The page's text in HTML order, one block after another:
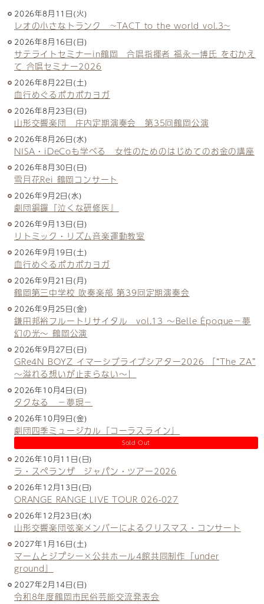
2026年8月11日(火)
レオの小さなトランク ~TACT to the world vol.3~
2026年8月16日(日)
サテライトセミナーin鶴岡 合唱指揮者 福永一博氏 をむかえ
て 合唱セミナー2026
2026年8月22日(土)
血行めぐるポカポカヨガ
2026年8月23日(日)
山形交響楽団 庄内定期演奏会 第35回鶴岡公演
2026年8月26日(水)
NISA・iDeCoも学べる 女性のためのはじめてのお金の講座
2026年8月30日(日)
雪月花Rei 鶴岡コンサート
2026年9月2日(水)
劇団銅鑼『泣くな研修医』
2026年9月13日(日)
リトミック・リズム音楽運動教室
2026年9月19日(土)
血行めぐるポカポカヨガ
2026年9月21日(月)
鶴岡第三中学校 吹奏楽部 第39回定期演奏会
2026年9月25日(金)
鎌田邦裕フルートリサイタル vol.13 ～Belle Époque－夢
幻の光～ 鶴岡公演
2026年9月27日(日)
GRe4N BOYZ イマーシブライブシアター2026 「“The ZA”
〜溢れる想いが止まらない〜」
2026年10月4日(日)
タクなる －夢現－
2026年10月9日(金)
劇団四季ミュージカル『コーラスライン』
Sold Out
2026年10月11日(日)
ラ・スペランザ ジャパン・ツアー2026
2026年12月13日(日)
ORANGE RANGE LIVE TOUR 026-027
2026年12月23日(水)
山形交響楽団弦楽メンバーによるクリスマス・コンサート
2027年1月16日(土)
マームとジプシー×公共ホール4館共同制作『under
ground』
2027年2月14日(日)
令和8年度鶴岡市民俗芸能交流発表会